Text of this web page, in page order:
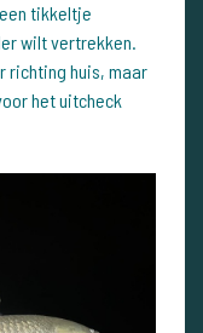
tikkeltje
wilt vertrekken.
richting huis, maar
het uitcheck